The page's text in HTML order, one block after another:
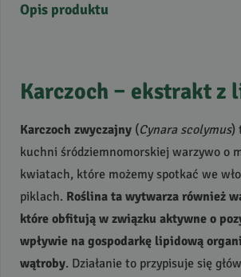
Opis produktu
Karczoch – ekstrakt z
Karczoch zwyczajny (Cynara scolymus)
kuchni śródziemnomorskiej warzywo o
kwiatach, które możemy spotkać we
piklach. Roślina ta wytwarza również
które obfitują w związku aktywne o
wpływie na gospodarkę lipidową
wątroby. Działanie to przypisuje się